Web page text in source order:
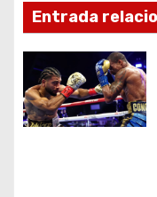
ó
n
d
e
Entrada